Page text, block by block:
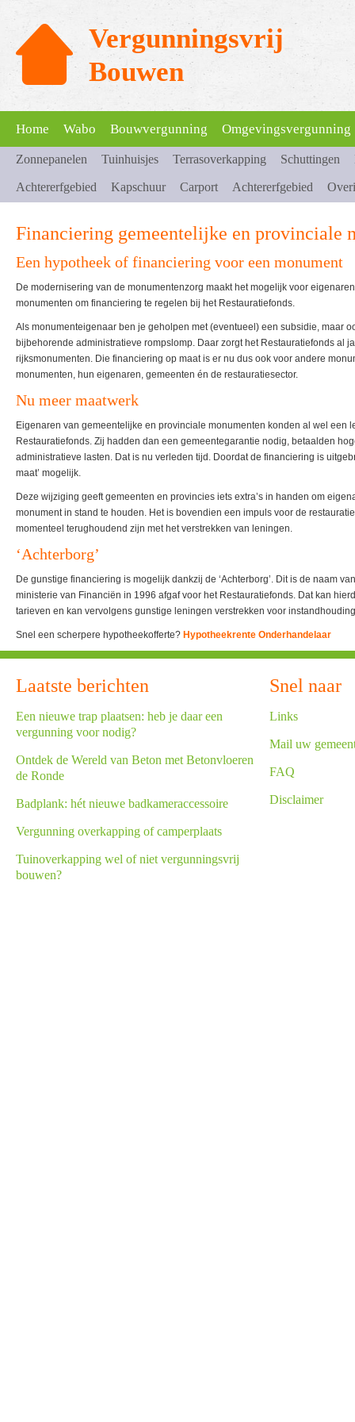
Vergunningsvrij
Bouwen
Home Wabo Bouwvergunning Omgevingsvergunning
Zonnepanelen Tuinhuisjes Terrasoverkapping Schuttingen
Achtererfgebied Kapschuur Carport Achtererfgebied
Financiering gemeentelijke en provinciale
Een hypotheek of financiering voor een monument
De modernisering van de monumentenzorg maakt het mogelijk voor
monumenten om financiering te regelen bij het Restauratiefonds.
Als monumenteigenaar ben je geholpen met (eventueel) een subsidie, maar
bijbehorende administratieve rompslomp. Daar zorgt het Restauratiefonds al
rijksmonumenten. Die financiering op maat is er nu dus ook voor andere
monumenten, hun eigenaren, gemeenten én de restauratiesector.
Nu meer maatwerk
Eigenaren van gemeentelijke en provinciale monumenten konden al wel een
Restauratiefonds. Zij hadden dan een gemeentegarantie nodig, betaalden
administratieve lasten. Dat is nu verleden tijd. Doordat de financiering is
maat’ mogelijk.
Deze wijziging geeft gemeenten en provincies iets extra’s in handen om
monument in stand te houden. Het is bovendien een impuls voor de
momenteel terughoudend zijn met het verstrekken van leningen.
‘Achterborg’
De gunstige financiering is mogelijk dankzij de ‘Achterborg’. Dit is de naam
ministerie van Financiën in 1996 afgaf voor het Restauratiefonds. Dat kan
tarieven en kan vervolgens gunstige leningen verstrekken voor
Snel een scherpere hypotheekofferte? Hypotheekrente Onderhandelaar
Laatste berichten
Een nieuwe trap plaatsen: heb je daar een
vergunning voor nodig?
Ontdek de Wereld van Beton met Betonvloeren
de Ronde
Badplank: hét nieuwe badkameraccessoire
Vergunning overkapping of camperplaats
Tuinoverkapping wel of niet vergunningsvrij
bouwen?
Snel naar
Links
Mail uw
FAQ
Disclaimer